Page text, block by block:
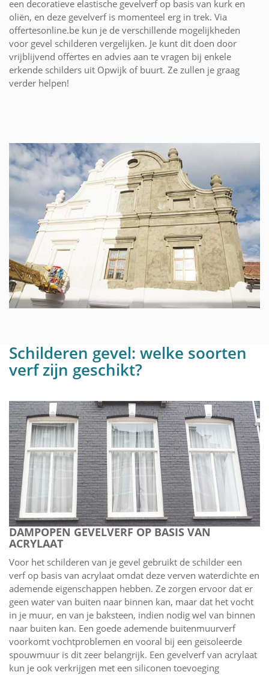
een decoratieve elastische gevelverf op basis van kurk en
oliën, en deze gevelverf is momenteel erg in trek. Via
offertesonline.be kun je de verschillende mogelijkheden
voor gevel schilderen vergelijken. Je kunt dit doen door
vrijblijvend offertes en advies aan te vragen bij enkele
erkende schilders uit Opwijk of buurt. Ze zullen je graag
verder helpen!
Schilderen gevel: welke soorten
verf zijn geschikt?
DAMPOPEN GEVELVERF OP BASIS VAN
ACRYLAAT
Voor het schilderen van je gevel gebruikt de schilder een
verf op basis van acrylaat omdat deze verven waterdichte en
ademende eigenschappen hebben. Ze zorgen ervoor dat er
geen water van buiten naar binnen kan, maar dat het vocht
in je muur, en van je baksteen, indien nodig wel van binnen
naar buiten kan. Een goede ademende buitenmuurverf
voorkomt vochtproblemen en vooral bij een geïsoleerde
spouwmuur is dit zeer belangrijk. Een gevelverf van acrylaat
kun je ook verkrijgen met een siliconen toevoeging